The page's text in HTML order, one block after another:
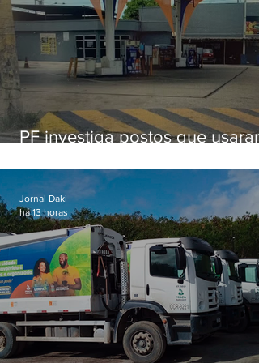
PF investiga postos que usaram
secretário morto em 2020
Jornal Daki
há 13 horas